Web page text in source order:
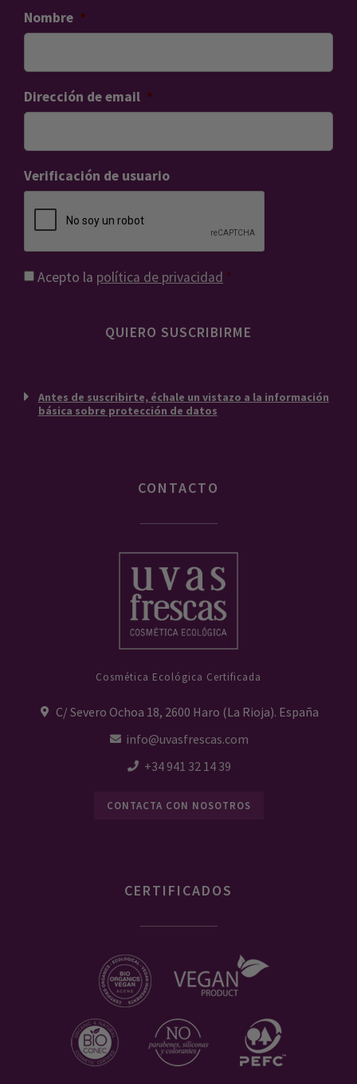
Nombre *
Dirección de email *
Verificación de usuario
Consentimiento *
Acepto la política de privacidad *
Antes de suscribirte, échale un vistazo a la información
básica sobre protección de datos
CONTACTO
Cosmética Ecológica Certificada
C/ Severo Ochoa 18, 2600 Haro (La Rioja). España
info@uvasfrescas.com
+34 941 32 14 39
CONTACTA CON NOSOTROS
CERTIFICADOS